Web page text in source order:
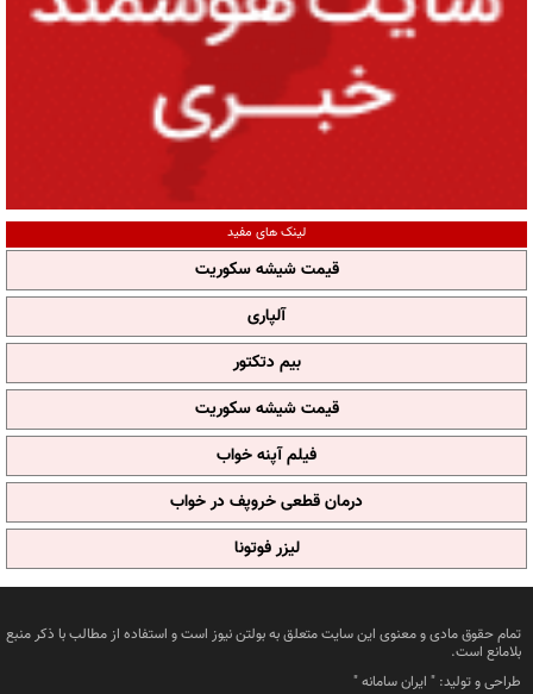
لینک های مفید
قیمت شیشه سکوریت
آلپاری
بیم دتکتور
قیمت شیشه سکوریت
فیلم آپنه خواب
درمان قطعی خروپف در خواب
لیزر فوتونا
تمام حقوق مادی و معنوی این سایت متعلق به بولتن نیوز است و استفاده از مطالب با ذکر منبع
بلامانع است.
طراحی و تولید: " ایران سامانه"